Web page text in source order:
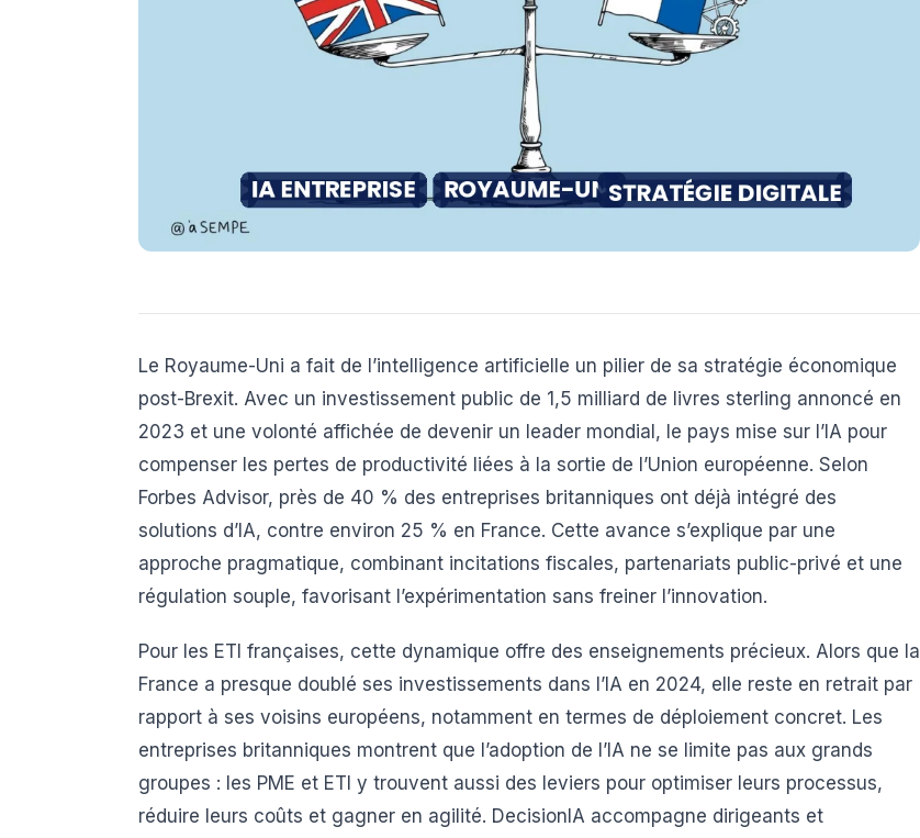
Le Royaume-Uni a fait de l’intelligence artificielle un pilier de sa stratégie économique
post-Brexit. Avec un investissement public de 1,5 milliard de livres sterling annoncé en
2023 et une volonté affichée de devenir un leader mondial, le pays mise sur l’IA pour
compenser les pertes de productivité liées à la sortie de l’Union européenne. Selon
Forbes Advisor, près de 40 % des entreprises britanniques ont déjà intégré des
solutions d’IA, contre environ 25 % en France. Cette avance s’explique par une
approche pragmatique, combinant incitations fiscales, partenariats public-privé et une
régulation souple, favorisant l’expérimentation sans freiner l’innovation.
Pour les ETI françaises, cette dynamique offre des enseignements précieux. Alors que la
France a presque doublé ses investissements dans l’IA en 2024, elle reste en retrait par
rapport à ses voisins européens, notamment en termes de déploiement concret. Les
entreprises britanniques montrent que l’adoption de l’IA ne se limite pas aux grands
groupes : les PME et ETI y trouvent aussi des leviers pour optimiser leurs processus,
réduire leurs coûts et gagner en agilité. DecisionIA accompagne dirigeants et